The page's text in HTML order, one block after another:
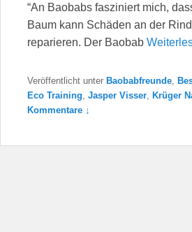
“An Baobabs fasziniert mich,
Baum kann Schäden an der
reparieren. Der Baobab
Veröffentlicht unter Baobabfreunde
Eco Training Jasper Visser Krüger
Kommentare ↓